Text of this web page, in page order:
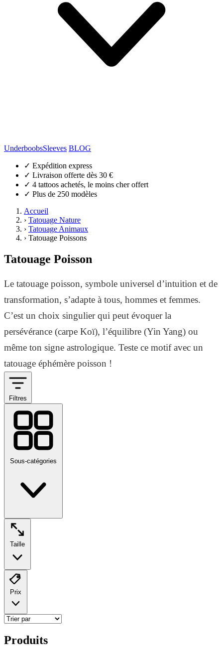
UnderboobsSleeves BLOG
✓ Expédition express
✓ Livraison offerte dès 30 €
✓ 4 tattoos achetés, le moins cher offert
✓ Plus de 250 modèles
Accueil
› Tatouage Nature
› Tatouage Animaux
› Tatouage Poissons
Tatouage Poisson
Le tatouage poisson, symbole universel d’intuition et de
transformation, s’adapte à tous, hommes et femmes.
C’est un choix singulier qui peut évoquer la
persévérance (carpe Koï), l’équilibre (Yin Yang) ou
même ton signe astrologique. Teste ce motif avec un
tatouage éphémère poisson !
Filtres
Produits